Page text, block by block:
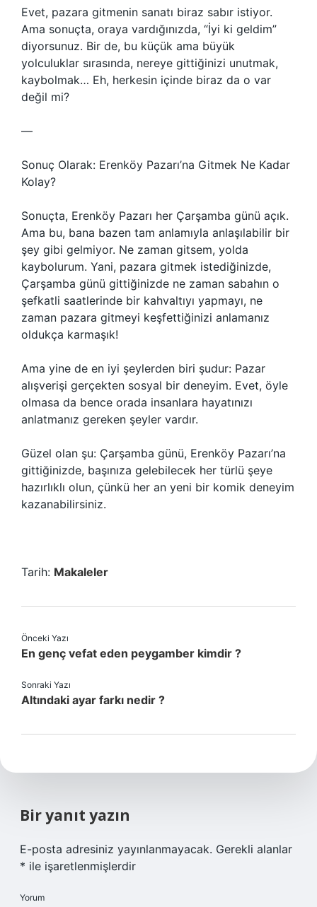
Evet, pazara gitmenin sanatı biraz sabır istiyor.
Ama sonuçta, oraya vardığınızda, “İyi ki geldim”
diyorsunuz. Bir de, bu küçük ama büyük
yolculuklar sırasında, nereye gittiğinizi unutmak,
kaybolmak… Eh, herkesin içinde biraz da o var
değil mi?
—
Sonuç Olarak: Erenköy Pazarı’na Gitmek Ne Kadar
Kolay?
Sonuçta, Erenköy Pazarı her Çarşamba günü açık.
Ama bu, bana bazen tam anlamıyla anlaşılabilir bir
şey gibi gelmiyor. Ne zaman gitsem, yolda
kaybolurum. Yani, pazara gitmek istediğinizde,
Çarşamba günü gittiğinizde ne zaman sabahın o
şefkatli saatlerinde bir kahvaltıyı yapmayı, ne
zaman pazara gitmeyi keşfettiğinizi anlamanız
oldukça karmaşık!
Ama yine de en iyi şeylerden biri şudur: Pazar
alışverişi gerçekten sosyal bir deneyim. Evet, öyle
olmasa da bence orada insanlara hayatınızı
anlatmanız gereken şeyler vardır.
Güzel olan şu: Çarşamba günü, Erenköy Pazarı’na
gittiğinizde, başınıza gelebilecek her türlü şeye
hazırlıklı olun, çünkü her an yeni bir komik deneyim
kazanabilirsiniz.
Tarih: Makaleler
Önceki Yazı
En genç vefat eden peygamber kimdir ?
Sonraki Yazı
Altındaki ayar farkı nedir ?
Bir yanıt yazın
E-posta adresiniz yayınlanmayacak. Gerekli alanlar
* ile işaretlenmişlerdir
Yorum